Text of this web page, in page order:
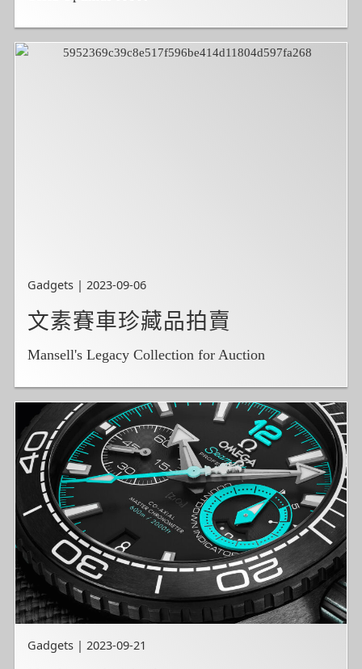
Gadgets | 2023-09-06
文素賽車珍藏品拍賣
Mansell's Legacy Collection for Auction
Gadgets | 2023-09-21